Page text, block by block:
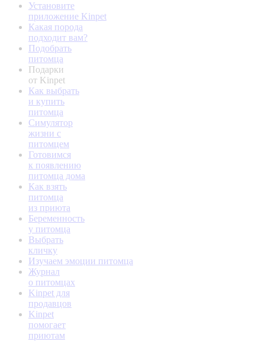
Установите
приложение Kinpet
Какая порода
подходит вам?
Подобрать
питомца
Подарки
от Kinpet
Как выбрать
и купить
питомца
Симулятор
жизни с
питомцем
Готовимся
к появлению
питомца дома
Как взять
питомца
из приюта
Беременность
у питомца
Выбрать
кличку
Изучаем эмоции питомца
Журнал
о питомцах
Kinpet для
продавцов
Kinpet
помогает
приютам